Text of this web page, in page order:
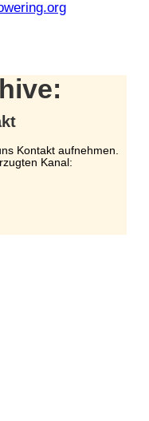
Kontakt aufnehmen.
Kanal: